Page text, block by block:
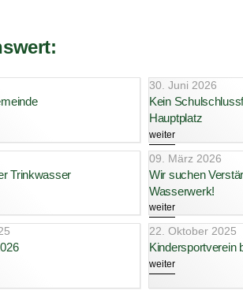
30. Juni 2026
Kein
Hauptplatz
weiter
Trinkwasser
09. März 2026
Wir suchen
Wasserwerk!
weiter
22. Oktober 2025
Kindersportverein
weiter